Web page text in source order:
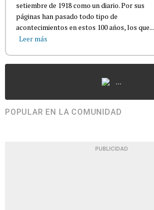
setiembre de 1918 como un diario. Por sus
páginas han pasado todo tipo de
acontecimientos en estos 100 años, los que...
Leer más
...
POPULAR EN LA COMUNIDAD
PUBLICIDAD